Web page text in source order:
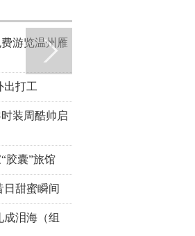
装最美“眉心坠”造型，她艳压
静雯夺冠
游览温州雁
出打工
装周酷帅启
胶囊”旅馆
日甜蜜瞬间
泪海（组